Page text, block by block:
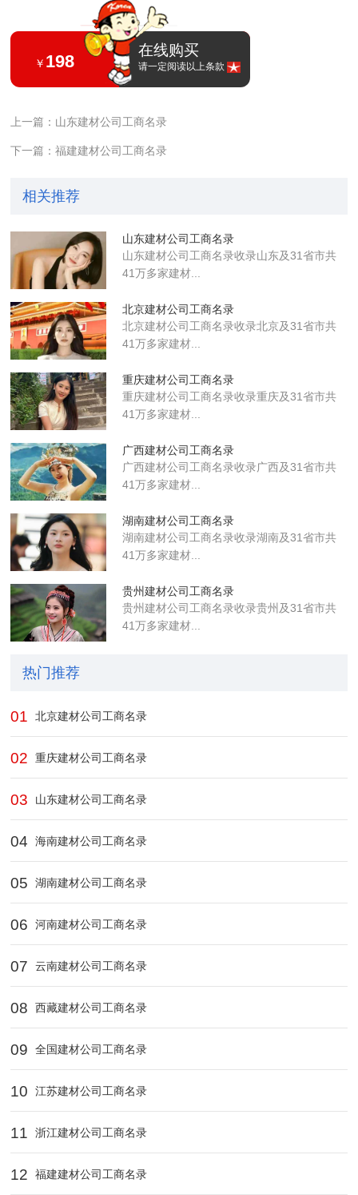
￥ 198
在线购买
请一定阅读以上条款
上一篇：山东建材公司工商名录
下一篇：福建建材公司工商名录
相关推荐
山东建材公司工商名录
山东建材公司工商名录收录山东及31省市共
41万多家建材...
北京建材公司工商名录
北京建材公司工商名录收录北京及31省市共
41万多家建材...
重庆建材公司工商名录
重庆建材公司工商名录收录重庆及31省市共
41万多家建材...
广西建材公司工商名录
广西建材公司工商名录收录广西及31省市共
41万多家建材...
湖南建材公司工商名录
湖南建材公司工商名录收录湖南及31省市共
41万多家建材...
贵州建材公司工商名录
贵州建材公司工商名录收录贵州及31省市共
41万多家建材...
热门推荐
01 北京建材公司工商名录
02 重庆建材公司工商名录
03 山东建材公司工商名录
04 海南建材公司工商名录
05 湖南建材公司工商名录
06 河南建材公司工商名录
07 云南建材公司工商名录
08 西藏建材公司工商名录
09 全国建材公司工商名录
10 江苏建材公司工商名录
11 浙江建材公司工商名录
12 福建建材公司工商名录